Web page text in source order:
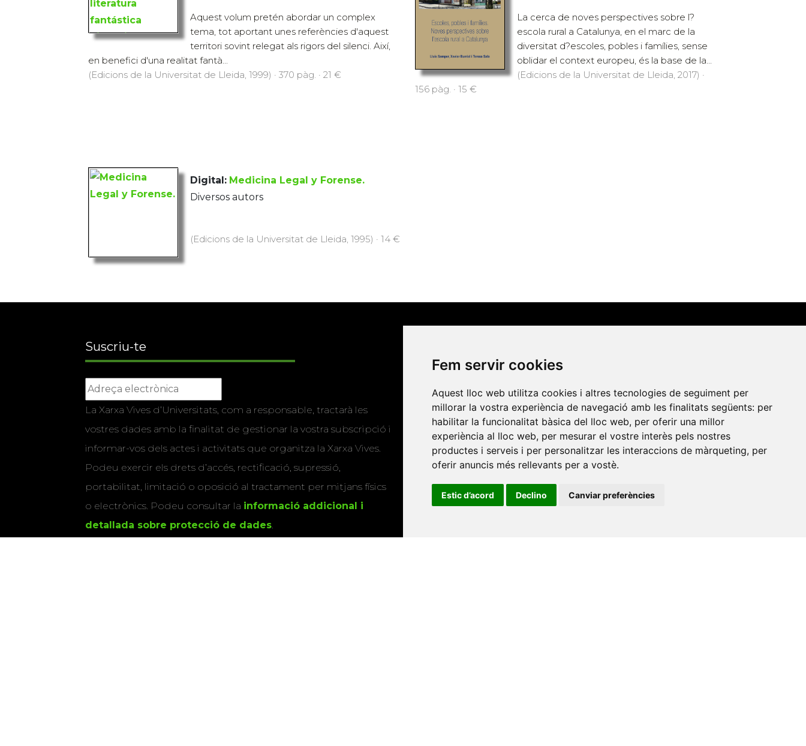
Fem servir cookies
Aquest lloc web utilitza cookies i altres tecnologies de seguiment per
millorar la vostra experiència de navegació amb les finalitats següents: per
habilitar la funcionalitat bàsica del lloc web, per oferir una millor
experiència al lloc web, per mesurar el vostre interès pels nostres
productes i serveis i per personalitzar les interaccions de màrqueting, per
oferir anuncis més rellevants per a vostè.
Estic d’acord Declino Canviar preferències
Aquest volum pretén abordar un complex
tema, tot aportant unes referències d'aquest
territori sovint relegat als rigors del silenci. Així,
en benefici d'una realitat fantà...
(Edicions de la Universitat de Lleida, 1999) · 370 pàg. · 21 €
La cerca de noves perspectives sobre l?
escola rural a Catalunya, en el marc de la
diversitat d?escoles, pobles i famílies, sense
oblidar el context europeu, és la base de la...
(Edicions de la Universitat de Lleida, 2017) ·
156 pàg. · 15 €
Digital: Medicina Legal y Forense.
Diversos autors
(Edicions de la Universitat de Lleida, 1995) · 14 €
Suscriu-te
La Xarxa Vives d’Universitats, com a responsable, tractarà les
vostres dades amb la finalitat de gestionar la vostra subscripció i
informar-vos dels actes i activitats que organitza la Xarxa Vives.
Podeu exercir els drets d’accés, rectificació, supressió,
portabilitat, limitació o oposició al tractament per mitjans físics
o electrònics. Podeu consultar la informació addicional i
detallada sobre protecció de dades
Programa de
publicacions
Editorials universitàries a
Twitter
Xarxa Vives d'Universitats
Edifici Àgora
Universitat Jaume I, local 10
Av. de Vicent Sos Baynat, s/n
12071 Castelló de la Plana
+34 964 72 89 93